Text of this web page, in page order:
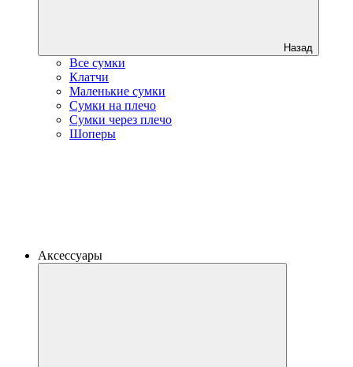
Назад
Все сумки
Клатчи
Маленькие сумки
Сумки на плечо
Сумки через плечо
Шоперы
Аксессуары